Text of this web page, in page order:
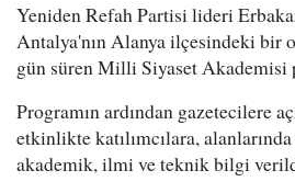
Yeniden Refah Partisi lideri
Antalya'nın Alanya ilçesindeki bir
gün süren Milli Siyaset Akademisi
Programın ardından gazetecilere
etkinlikte katılımcılara,
akademik, ilmi ve teknik bilgi